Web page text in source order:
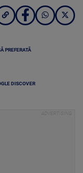
PREFERATĂ
DISCOVER